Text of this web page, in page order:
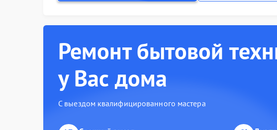
Ремонт бытовой
у Вас дома
С выездом квалифицированного мастера